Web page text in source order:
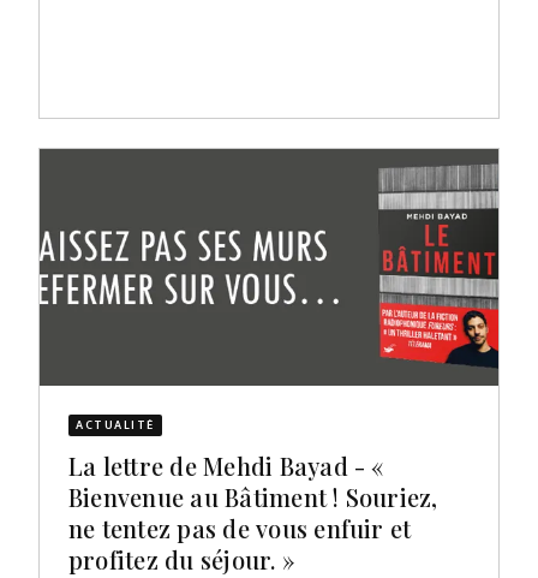
ACTUALITÉ
La lettre de Mehdi Bayad - «
Bienvenue au Bâtiment ! Souriez,
ne tentez pas de vous enfuir et
profitez du séjour. »